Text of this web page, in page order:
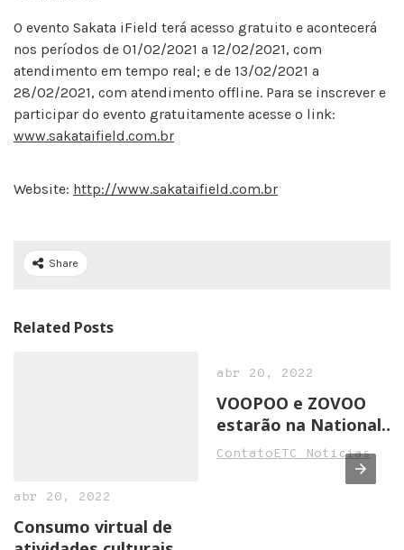
O evento Sakata iField terá acesso gratuito e acontecerá
nos períodos de 01/02/2021 a 12/02/2021, com
atendimento em tempo real; e de 13/02/2021 a
28/02/2021, com atendimento offline. Para se inscrever e
participar do evento gratuitamente acesse o link:
www.sakataifield.com.br
Website: http://www.sakataifield.com.br
Share
Related Posts
abr 20, 2022
Consumo virtual de
abr 20, 2022
VOOPOO e ZOVOO
estarão na National
Convenience Show
2022 em Birmingham
ContatoETC Noticias